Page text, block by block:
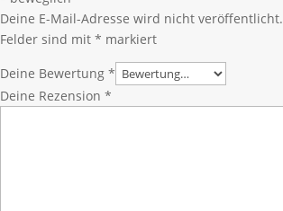
Deine E-Mail-Adresse wird nicht veröffentlicht.
Felder sind mit * markiert
Deine Bewertung *
Deine Rezension *